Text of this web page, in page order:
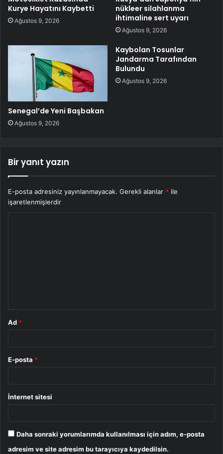
Kurye Hayatını Kaybetti
Ağustos 9, 2026
nükleer silahlanma
ihtimaline sert uyarı
Ağustos 9, 2026
Senegal’de Yeni Başbakan
Ağustos 9, 2026
Kaybolan Tosunlar
Jandarma Tarafından
Bulundu
Ağustos 9, 2026
Bir yanıt yazın
E-posta adresiniz yayınlanmayacak. Gerekli alanlar * ile
işaretlenmişlerdir
Ad *
E-posta *
İnternet sitesi
Daha sonraki yorumlarımda kullanılması için adım, e-posta
adresim ve site adresim bu tarayıcıya kaydedilsin.